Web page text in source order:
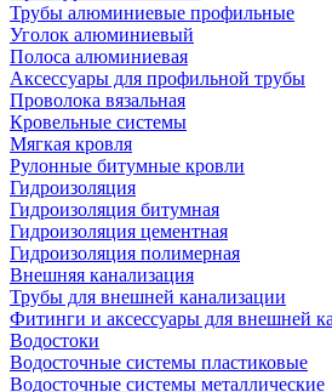
Трубы алюминиевые профильные
Уголок алюминиевый
Полоса алюминиевая
Аксессуары для профильной трубы
Проволока вязальная
Кровельные системы
Мягкая кровля
Рулонные битумные кровли
Гидроизоляция
Гидроизоляция битумная
Гидроизоляция цементная
Гидроизоляция полимерная
Внешняя канализация
Трубы для внешней канализации
Фитинги и аксессуары для внешней
Водостоки
Водосточные системы пластиковые
Водосточные системы металлические